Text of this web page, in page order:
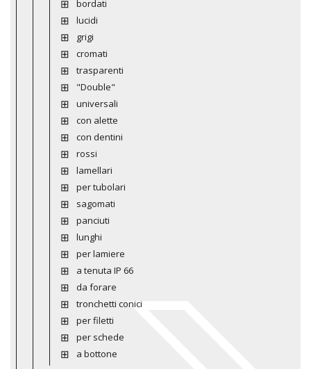
bordati
lucidi
grigi
cromati
trasparenti
"Double"
universali
con alette
con dentini
rossi
lamellari
per tubolari
sagomati
panciuti
lunghi
per lamiere
a tenuta IP 66
da forare
tronchetti conici
per filetti
per schede
a bottone